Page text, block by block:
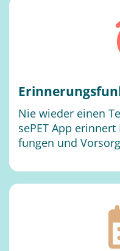
Nie wie­der ei­nen
se­PET App
fun­gen und